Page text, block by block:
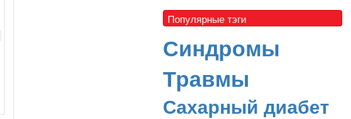
Популярные тэги
Синдромы
Травмы
Сахарный диабет